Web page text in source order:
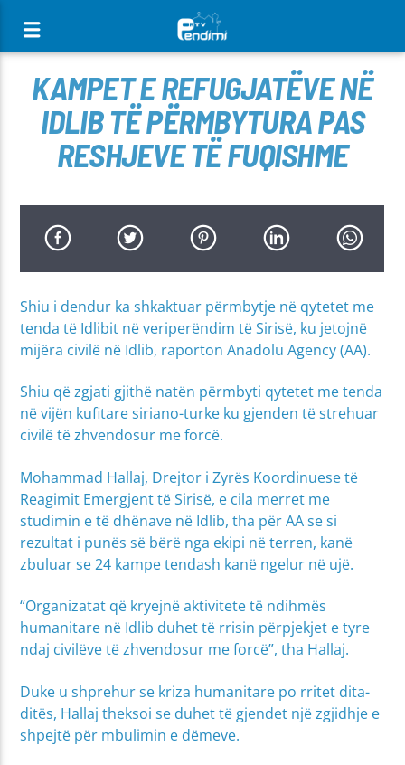
KAMPET E REFUGJATËVE NË
IDLIB TË PËRMBYTURA PAS
RESHJEVE TË FUQISHME
Shiu i dendur ka shkaktuar përmbytje në qytetet me
tenda të Idlibit në veriperëndim të Sirisë, ku jetojnë
mijëra civilë në Idlib, raporton Anadolu Agency (AA).
Shiu që zgjati gjithë natën përmbyti qytetet me tenda
në vijën kufitare siriano-turke ku gjenden të strehuar
civilë të zhvendosur me forcë.
Mohammad Hallaj, Drejtor i Zyrës Koordinuese të
Reagimit Emergjent të Sirisë, e cila merret me
studimin e të dhënave në Idlib, tha për AA se si
rezultat i punës së bërë nga ekipi në terren, kanë
zbuluar se 24 kampe tendash kanë ngelur në ujë.
“Organizatat që kryejnë aktivitete të ndihmës
humanitare në Idlib duhet të rrisin përpjekjet e tyre
ndaj civilëve të zhvendosur me forcë”, tha Hallaj.
Duke u shprehur se kriza humanitare po rritet dita-
ditës, Hallaj theksoi se duhet të gjendet një zgjidhje e
shpejtë për mbulimin e dëmeve.